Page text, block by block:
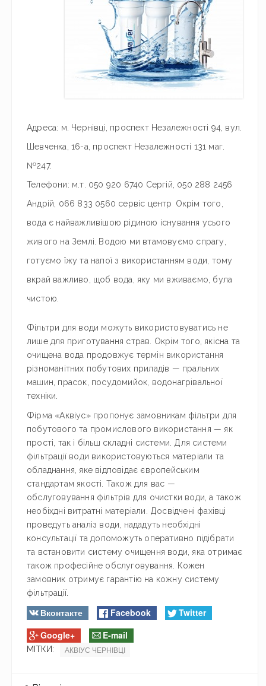
Адреса: м. Чернівці, проспект Незалежності 94, вул.
Шевченка, 16-а, проспект Незалежності 131 маг.
№247.
Телефони: м.т. 050 920 6740 Сергій, 050 288 2456
Андрій, 066 833 0560 сервіс центр Окрім того,
вода є найважливішою рідиною існування усього
живого на Землі. Водою ми втамовуємо спрагу,
готуємо їжу та напої з використанням води, тому
вкрай важливо, щоб вода, яку ми вживаємо, була
чистою.
Фільтри для води можуть використовуватись не
лише для приготування страв. Окрім того, якісна та
очищена вода продовжує термін використання
різноманітних побутових приладів — пральних
машин, прасок, посудомийок, водонагрівальної
техніки.
Фірма «Аквіус» пропонує замовникам фільтри для
побутового та промислового використання — як
прості, так і більш складні системи. Для системи
фільтрації води використовуються матеріали та
обладнання, яке відповідає європейським
стандартам якості. Також для вас —
обслуговування фільтрів для очистки води, а також
необіхдні витратні матеріали. Досвідчені фахівці
проведуть аналіз води, нададуть необхідні
консультації та допоможуть оперативно підібрати
та встановити систему очищення води, яка отримає
також професійне обслуговування. Кожен
замовник отримує гарантію на кожну систему
фільтрації.
Вконтакте Facebook
Twitter
Google+
E-mail
МІТКИ: АКВІУС ЧЕРНІВЦІ